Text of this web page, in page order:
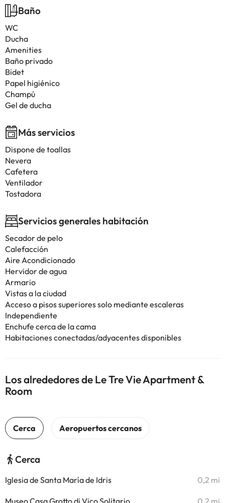
Baño
WC
Ducha
Amenities
Baño privado
Bidet
Papel higiénico
Champú
Gel de ducha
Más servicios
Dispone de toallas
Nevera
Cafetera
Ventilador
Tostadora
Servicios generales habitación
Secador de pelo
Calefacción
Aire Acondicionado
Hervidor de agua
Armario
Vistas a la ciudad
Acceso a pisos superiores solo mediante escaleras
Independiente
Enchufe cerca de la cama
Habitaciones conectadas/adyacentes disponibles
Los alrededores de Le Tre Vie Apartment &
Room
Cerca
Iglesia de Santa María de Idris 0,2 mi
Museo Casa Grotto di Vico Solitario 0,2 mi